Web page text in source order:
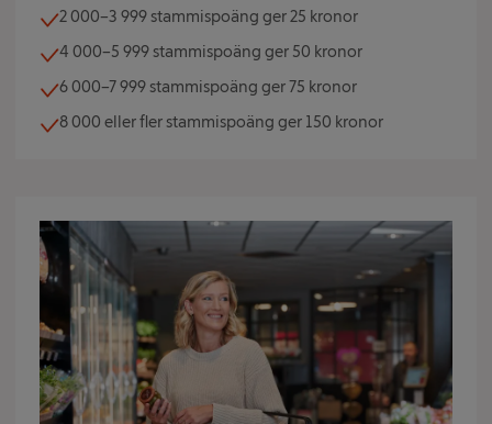
2 000–3 999 stammispoäng ger 25 kronor
4 000–5 999 stammispoäng ger 50 kronor
6 000–7 999 stammispoäng ger 75 kronor
8 000 eller fler stammispoäng ger 150 kronor